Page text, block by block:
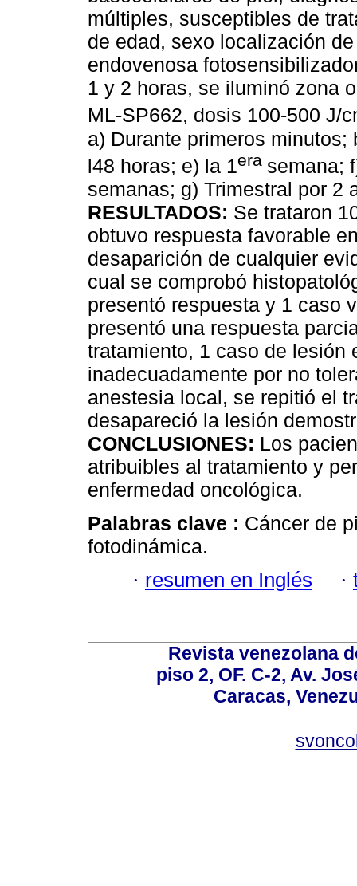
múltiples, susceptibles de
de edad, sexo localización
endovenosa
1 y 2 horas, se iluminó zona
ML-SP662, dosis 100-500 J/
a) Durante primeros
l48 horas; e) la 1era semana;
semanas; g) Trimestral por 2
RESULTADOS: Se trataron
obtuvo respuesta favorable
desaparición de cualquier
cual se comprobó
presentó respuesta y 1 caso
presentó una respuesta
tratamiento, 1 caso de lesión
inadecuadamente por no
anestesia local, se repitió el
desapareció la lesión
CONCLUSIONES: Los
atribuibles al tratamiento y
enfermedad oncológica.
Palabras clave : Cáncer de
fotodinámica.
· resumen en Inglés ·
Revista venezolana
piso 2, OF. C-2, Av.
Caracas,